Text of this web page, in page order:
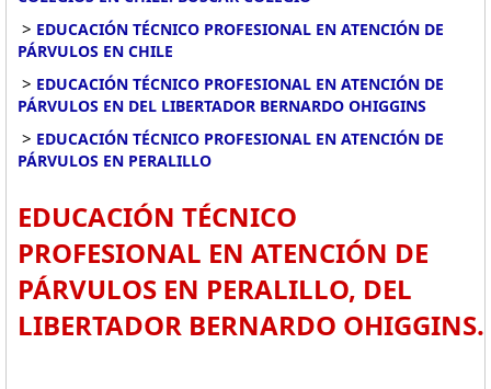
> EDUCACIÓN TÉCNICO PROFESIONAL EN ATENCIÓN DE
PÁRVULOS EN CHILE
> EDUCACIÓN TÉCNICO PROFESIONAL EN ATENCIÓN DE
PÁRVULOS EN DEL LIBERTADOR BERNARDO OHIGGINS
> EDUCACIÓN TÉCNICO PROFESIONAL EN ATENCIÓN DE
PÁRVULOS EN PERALILLO
EDUCACIÓN TÉCNICO
PROFESIONAL EN ATENCIÓN DE
PÁRVULOS EN PERALILLO, DEL
LIBERTADOR BERNARDO OHIGGINS.